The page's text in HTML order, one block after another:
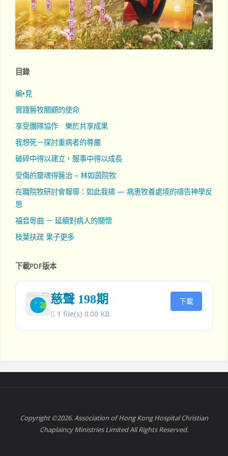
目錄
編•見
實踐醫牧關顧的使命
享受團隊協作 樂於共享成果
我想死－探討重病者的尊嚴
破碎中得以建立，服事中得以成長
受傷的靈魂得醫治 – 林如茵院牧
在職院牧研討會報導：如此我禱 — 病患牧養處境的禱告神學反
思
福音粵曲 － 延續對病人的關懷
枝葉扶疏 果子更多
下載PDF版本
慈聲 198期
1 file(s) 0.00 KB
下載
Copyright ©2026. Association of Hong Kong Hospital Christian
Chaplaincy Ministries Limited All Rights Reserved.